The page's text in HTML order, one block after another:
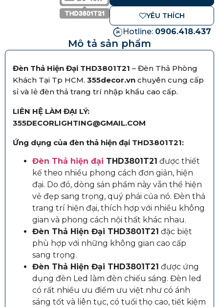
YÊU THÍCH
Hotline: 0906.418.437
Mô tả sản phẩm
Đèn Thả Hiện Đại THD3801T21 – Đèn Thả Phòng
Khách Tại Tp HCM. 355decor.vn chuyên cung cấp
sỉ và lẻ đèn thả trang trí nhập khẩu cao cấp.
LIÊN HỆ LÀM ĐẠI LÝ:
355DECORLIGHTING@GMAIL.COM
Ứng dụng của đèn thả hiện đại THD3801T21:
Đèn Thả hiện đại THD3801T21 được thiết
kế theo nhiều phong cách đơn giản, hiện
đại. Do đó, dòng sản phẩm này vẫn thể hiện
vẻ đẹp sang trọng, quý phái của nó. Đèn thả
trang trí hiện đại, thích hợp với nhiều không
gian và phong cách nội thất khác nhau.
Đèn Thả Hiện Đại THD3801T21 đặc biệt
phù hợp với những không gian cao cấp
sang trọng.
Đèn Thả Hiện Đại THD3801T21 được ứng
dụng đèn Led làm đèn chiếu sáng. Đèn led
có rất nhiều ưu điểm ưu việt như có ánh
sáng tốt và liên tục, có tuổi thọ cao, tiết kiệm